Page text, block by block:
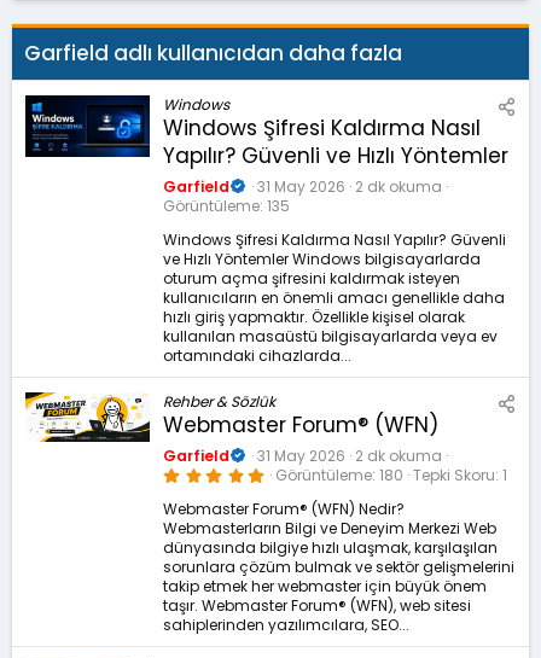
Garfield adlı kullanıcıdan daha fazla
Windows
Windows Şifresi Kaldırma Nasıl
Yapılır? Güvenli ve Hızlı Yöntemler
Garfield 31 May 2026 2 dk okuma
Görüntüleme 135
Windows Şifresi Kaldırma Nasıl Yapılır? Güvenli
ve Hızlı Yöntemler Windows bilgisayarlarda
oturum açma şifresini kaldırmak isteyen
kullanıcıların en önemli amacı genellikle daha
hızlı giriş yapmaktır. Özellikle kişisel olarak
kullanılan masaüstü bilgisayarlarda veya ev
ortamındaki cihazlarda...
Rehber & Sözlük
Webmaster Forum® (WFN)
Garfield 31 May 2026 2 dk okuma
5
0
0
y
ı
l
d
ı
z
Görüntüleme 180 Tepki Skoru 1
Webmaster Forum® (WFN) Nedir?
Webmasterların Bilgi ve Deneyim Merkezi Web
dünyasında bilgiye hızlı ulaşmak, karşılaşılan
sorunlara çözüm bulmak ve sektör gelişmelerini
takip etmek her webmaster için büyük önem
taşır. Webmaster Forum® (WFN), web sitesi
sahiplerinden yazılımcılara, SEO...